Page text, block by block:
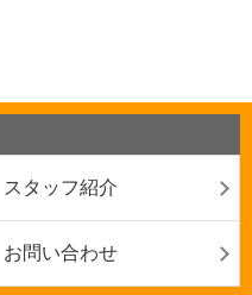
スタッフ紹介
お問い合わせ